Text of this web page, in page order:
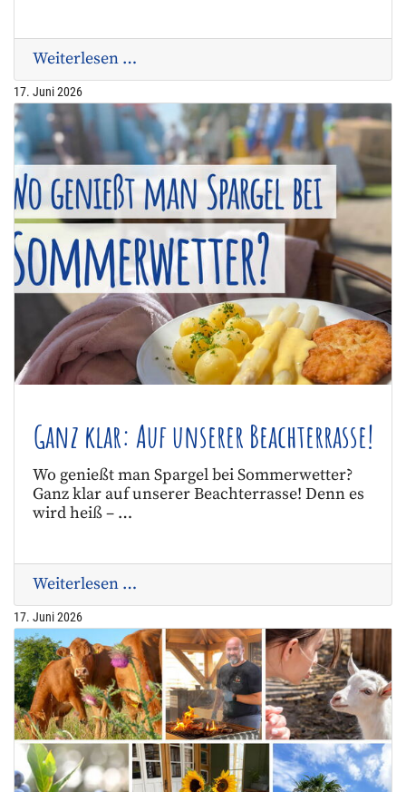
Weiterlesen …
17. Juni 2026
Ganz klar: Auf unserer Beachterrasse!
Wo genießt man Spargel bei Sommerwetter?
Ganz klar auf unserer Beachterrasse! Denn es
wird heiß – …
Weiterlesen …
17. Juni 2026